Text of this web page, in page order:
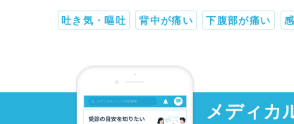
吐き気・嘔吐 背中が痛い 下腹部が痛い
メディカ